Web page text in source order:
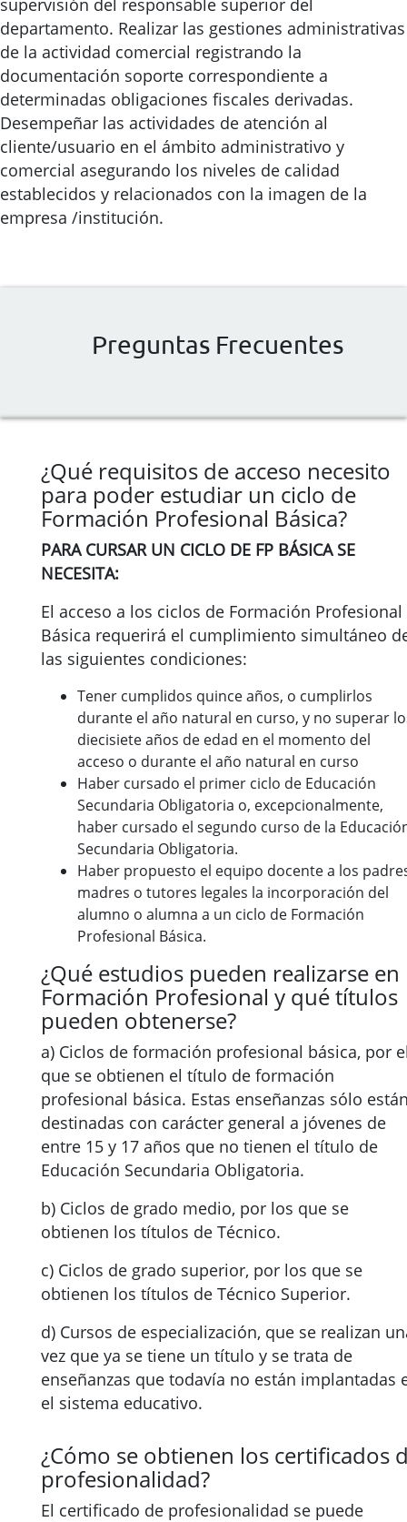
supervisión del responsable superior del
departamento. Realizar las gestiones administrativas
de la actividad comercial registrando la
documentación soporte correspondiente a
determinadas obligaciones fiscales derivadas.
Desempeñar las actividades de atención al
cliente/usuario en el ámbito administrativo y
comercial asegurando los niveles de calidad
establecidos y relacionados con la imagen de la
empresa /institución.
Preguntas Frecuentes
¿Qué requisitos de acceso necesito
para poder estudiar un ciclo de
Formación Profesional Básica?
PARA CURSAR UN CICLO DE FP BÁSICA SE
NECESITA:
El acceso a los ciclos de Formación Profesional
Básica requerirá el cumplimiento simultáneo
las siguientes condiciones:
Tener cumplidos quince años, o cumplirlos
durante el año natural en curso, y no superar
diecisiete años de edad en el momento del
acceso o durante el año natural en curso
Haber cursado el primer ciclo de Educación
Secundaria Obligatoria o, excepcionalmente,
haber cursado el segundo curso de la
Secundaria Obligatoria.
Haber propuesto el equipo docente a los
madres o tutores legales la incorporación del
alumno o alumna a un ciclo de Formación
Profesional Básica.
¿Qué estudios pueden realizarse en
Formación Profesional y qué títulos
pueden obtenerse?
a) Ciclos de formación profesional básica, por
que se obtienen el título de formación
profesional básica. Estas enseñanzas sólo
destinadas con carácter general a jóvenes de
entre 15 y 17 años que no tienen el título de
Educación Secundaria Obligatoria.
b) Ciclos de grado medio, por los que se
obtienen los títulos de Técnico.
c) Ciclos de grado superior, por los que se
obtienen los títulos de Técnico Superior.
d) Cursos de especialización, que se realizan
vez que ya se tiene un título y se trata de
enseñanzas que todavía no están implantadas
el sistema educativo.
¿Cómo se obtienen los certificados
profesionalidad?
El certificado de profesionalidad se puede